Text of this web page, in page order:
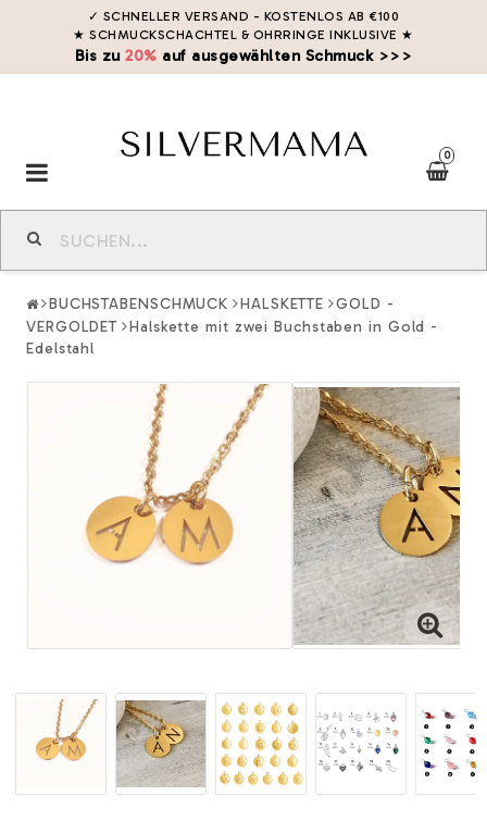
✓ SCHNELLER VERSAND - KOSTENLOS AB €100
★ SCHMUCKSCHACHTEL & OHRRINGE INKLUSIVE ★
Bis zu20% auf ausgewählten Schmuck >>>
0
Toggle
navigation
BUCHSTABENSCHMUCK HALSKETTE
GOLD -
VERGOLDET
Halskette mit zwei Buchstaben in Gold -
Edelstahl